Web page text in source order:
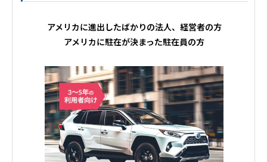
アメリカに進出したばかりの法人、経営者の方
アメリカに駐在が決まった駐在員の方